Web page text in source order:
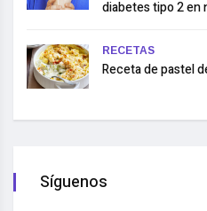
diabetes tipo 2 en
RECETAS
Receta de pastel
Síguenos